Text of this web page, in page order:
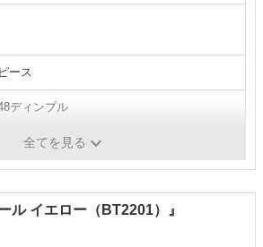
ース
ディンプル
ワイト／イエロー
全てを見る
ル イエロー（BT2201）』